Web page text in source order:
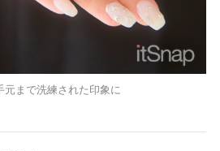
まで洗練された印象に